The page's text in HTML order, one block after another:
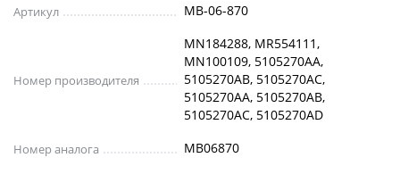
Артикул MB-06-870
Номер производителя
MN184288, MR554111,
MN100109, 5105270AA,
5105270AB, 5105270AC,
5105270AA, 5105270AB,
5105270AC, 5105270AD
Номер аналога MB06870